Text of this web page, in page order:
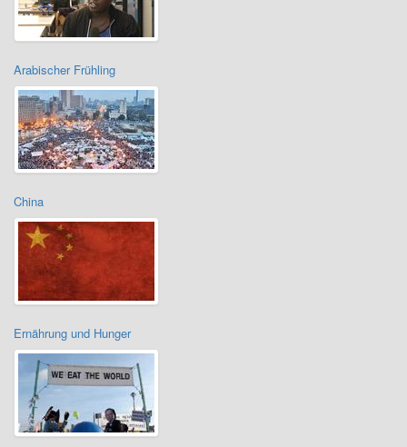
Arabischer Frühling
China
Ernährung und Hunger